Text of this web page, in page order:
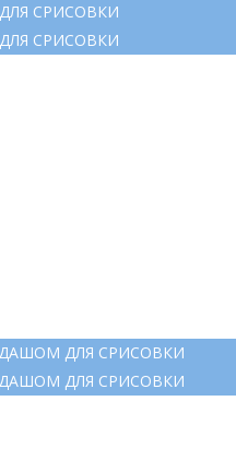
СРИСОВКИ
СРИСОВКИ
ДЛЯ СРИСОВКИ
ДЛЯ СРИСОВКИ